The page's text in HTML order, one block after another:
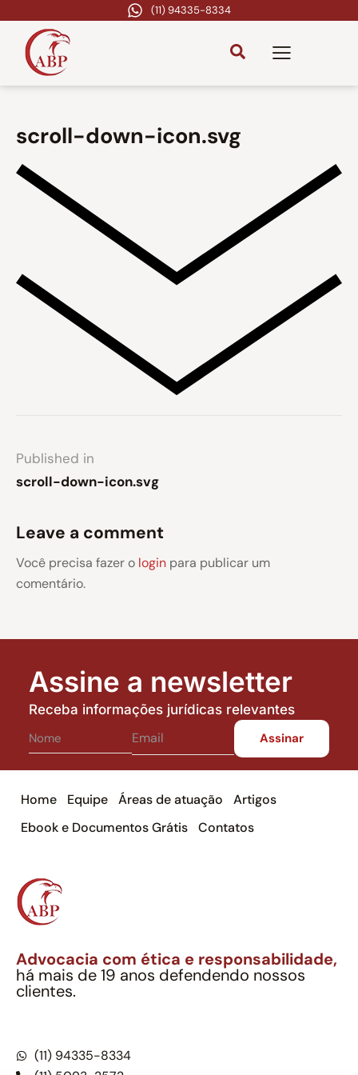
(11) 94335-8334
scroll-down-icon.svg
Published in
scroll-down-icon.svg
Leave a comment
Você precisa fazer o login para publicar um
comentário.
Assine a newsletter
Receba informações jurídicas relevantes
Home Equipe Áreas de atuação
Artigos
Ebook e Documentos Grátis
Contatos
Advocacia com ética e responsabilidade,
há mais de 19 anos defendendo nossos
clientes.
(11) 94335-8334